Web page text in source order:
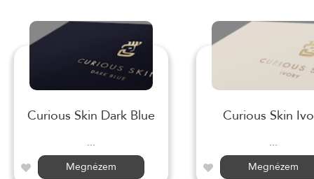
Curious Skin Dark Blue
...
Megnézem
Curious Skin
...
Megnézem